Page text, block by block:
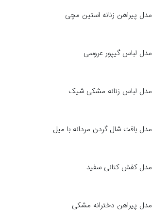
مدل پیراهن زنانه استین مچی
مدل لباس گیپور عروسی
مدل لباس زنانه مشکی شیک
مدل بافت شال گردن مردانه با میل
مدل کفش کتانی سفید
مدل پیراهن دخترانه مشکی